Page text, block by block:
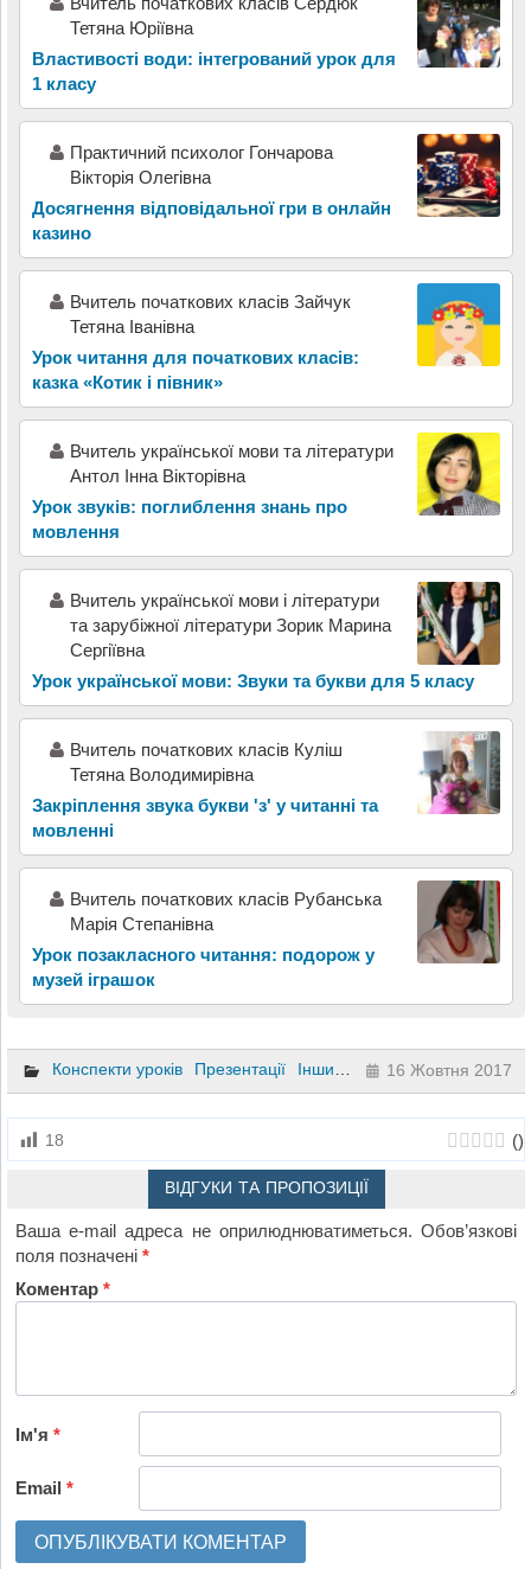
Тетяна Юріївна
Властивості води: інтегрований урок для
1 класу
Практичний психолог Гончарова
Вікторія Олегівна
Досягнення відповідальної гри в онлайн
казино
Вчитель початкових класів Зайчук
Тетяна Іванівна
Урок читання для початкових класів:
казка «Котик і півник»
Вчитель української мови та літератури
Антол Інна Вікторівна
Урок звуків: поглиблення знань про
мовлення
Вчитель української мови і літератури
та зарубіжної літератури Зорик Марина
Сергіївна
Урок української мови: Звуки та букви для 5 класу
Вчитель початкових класів Куліш
Тетяна Володимирівна
Закріплення звука букви 'з' у читанні та
мовленні
Вчитель початкових класів Рубанська
Марія Степанівна
Урок позакласного читання: подорож у
музей іграшок
Конспекти уроків Презентації Інший 1 клас16 Жовтня 2017
18 ()
ВІДГУКИ ТА ПРОПОЗИЦІЇ
Ваша e-mail адреса не оприлюднюватиметься. Обов’язкові
поля позначені*
Коментар*
Ім'я*
Email*